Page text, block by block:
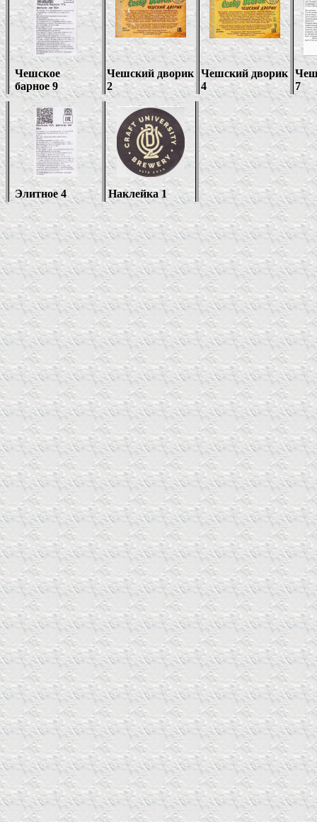
Чешское
барное 9
Чешский дворик
2
Чешский дворик
4
7
Элитное 4 Наклейка 1